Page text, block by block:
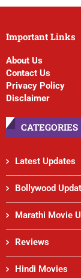
Important Links
About Us
Contact Us
Privacy Policy
Disclaimer
CATEGORIES
Latest Updates
Bollywood
Marathi Movie
Reviews
Hindi Movies